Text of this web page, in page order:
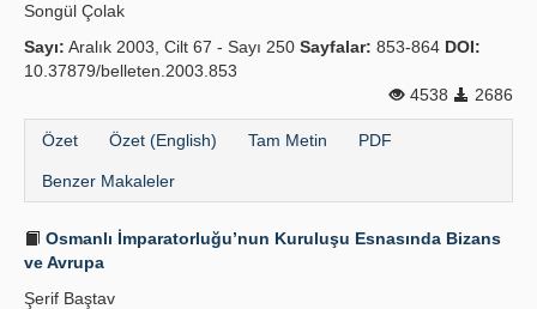
Songül Çolak
Sayı: Aralık 2003, Cilt 67 - Sayı 250 Sayfalar: 853-864 DOI:
10.37879/belleten.2003.853
4538
2686
Özet Özet (English) Tam Metin PDF
Benzer Makaleler
Osmanlı İmparatorluğu’nun Kuruluşu Esnasında Bizans
ve Avrupa
Şerif Baştav